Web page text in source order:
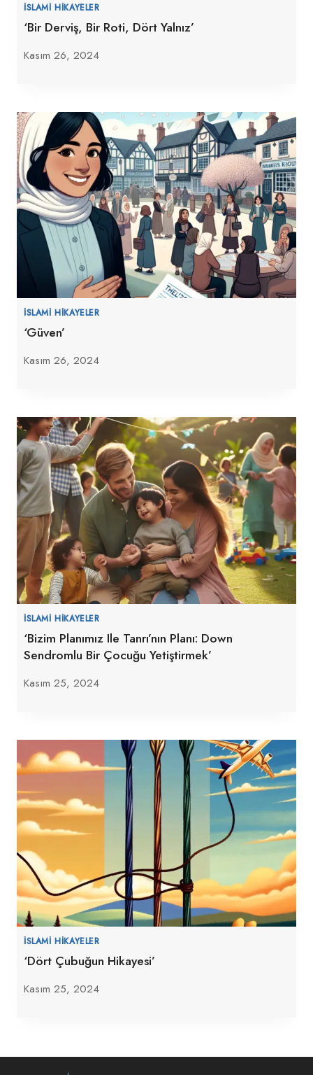
İSLAMI HIKAYELER
‘Bir Derviş, Bir Roti, Dört Yalnız’
Kasım 26, 2024
İSLAMI HIKAYELER
‘Güven’
Kasım 26, 2024
İSLAMI HIKAYELER
‘Bizim Planımız Ile Tanrı’nın Planı: Down
Sendromlu Bir Çocuğu Yetiştirmek’
Kasım 25, 2024
İSLAMI HIKAYELER
‘Dört Çubuğun Hikayesi’
Kasım 25, 2024